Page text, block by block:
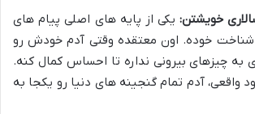
خویشتن:یکی از پایه های اصلی پیام های
شناخت خوده. اون معتقده وقتی آدم خودش رو
به چیزهای بیرونی نداره تا احساس کمال کنه.
واقعی، آدم تمام گنجینه های دنیا رو یکجا به